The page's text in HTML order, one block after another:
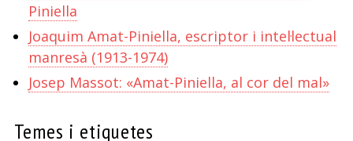
Piniella
Joaquim Amat-Piniella, escriptor i intel·lectual
manresà (1913-1974)
Josep Massot: «Amat-Piniella, al cor del mal»
Temes i etiquetes